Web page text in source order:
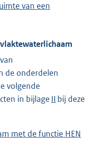
van een
de onderdelen
volgende
in bijlage II bij deze
met de functie HEN